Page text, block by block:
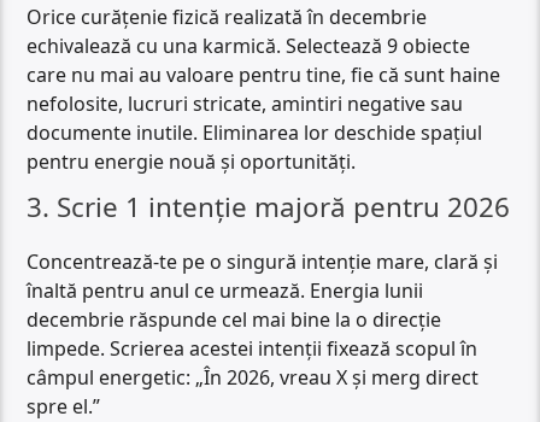
Orice curățenie fizică realizată în decembrie
echivalează cu una karmică. Selectează 9 obiecte
care nu mai au valoare pentru tine, fie că sunt haine
nefolosite, lucruri stricate, amintiri negative sau
documente inutile. Eliminarea lor deschide spațiul
pentru energie nouă și oportunități.
3. Scrie 1 intenție majoră pentru 2026
Concentrează-te pe o singură intenție mare, clară și
înaltă pentru anul ce urmează. Energia lunii
decembrie răspunde cel mai bine la o direcție
limpede. Scrierea acestei intenții fixează scopul în
câmpul energetic: „În 2026, vreau X și merg direct
spre el.”